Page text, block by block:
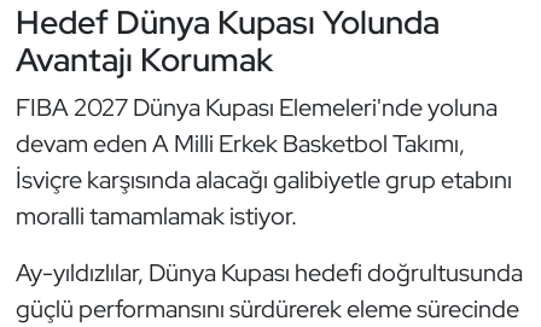
Hedef Dünya Kupası Yolunda
Avantajı Korumak
FIBA 2027 Dünya Kupası Elemeleri'nde yoluna
devam eden A Milli Erkek Basketbol Takımı,
İsviçre karşısında alacağı galibiyetle grup etabını
moralli tamamlamak istiyor.
Ay-yıldızlılar, Dünya Kupası hedefi doğrultusunda
güçlü performansını sürdürerek eleme sürecinde
Modern Pentatlon
Motor Sporları
Muay Thai
Okçuluk
Optimist